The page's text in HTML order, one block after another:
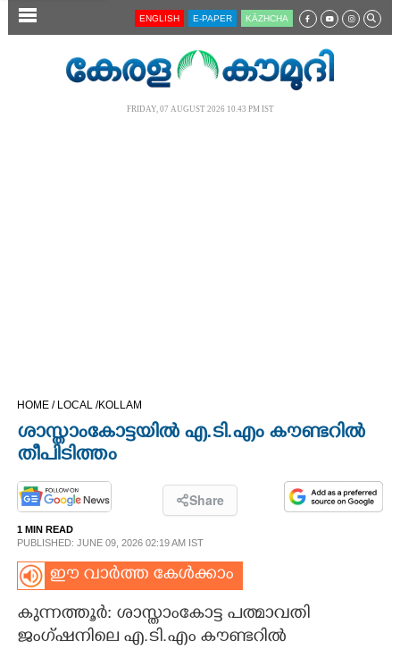
SECTIONS
LIFESTYLE
SPIRITUAL
ENGLISH E-PAPER KĀZHCHA
FRIDAY, 07 AUGUST 2026 10.43 PM IST
HOME / LOCAL /KOLLAM
ശാസ്താംകോട്ടയിൽ എ.ടി.എം കൗണ്ടറിൽ
തീപിടിത്തം
Share
1 MIN READ
PUBLISHED: JUNE 09, 2026 02:19 AM IST
ഈ വാർത്ത കേൾക്കാം
കുന്നത്തൂർ: ശാസ്താംകോട്ട പത്മാവതി
ജംഗ്ഷനിലെ എ.ടി.എം കൗണ്ടറിൽ